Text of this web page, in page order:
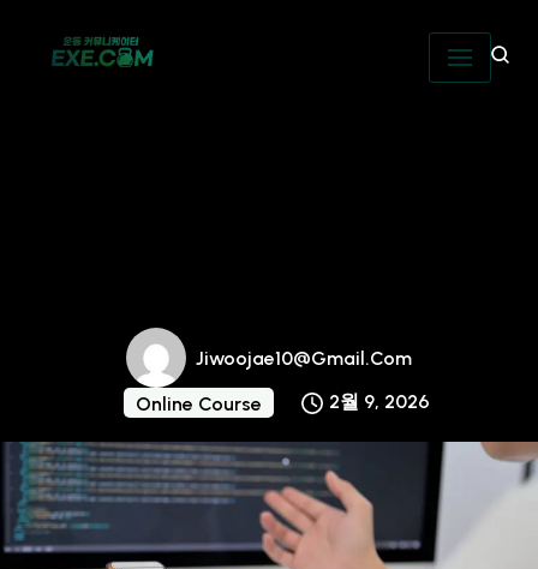
Skip
Jiwoojae10@gmail.com
Online Course 2월 9, 2026